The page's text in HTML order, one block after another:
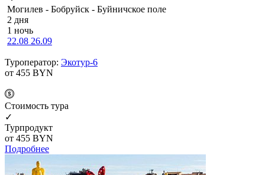
Мо­ги­лев - Бобруйск - Буй­нич­ское по­ле
2 дня
1 ночь
22.08 26.09
Туроператор: Экотур-6
от 455 BYN
Cтоимость тура
✓
Турпродукт
от 455 BYN
Подробнее